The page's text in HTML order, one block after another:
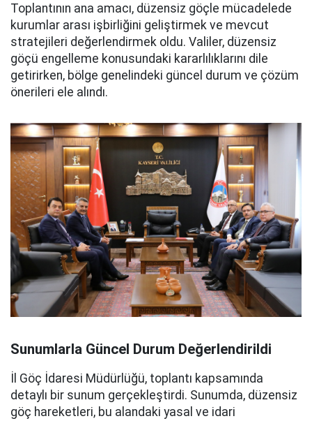
Toplantının ana amacı, düzensiz göçle mücadelede
kurumlar arası işbirliğini geliştirmek ve mevcut
stratejileri değerlendirmek oldu. Valiler, düzensiz
göçü engelleme konusundaki kararlılıklarını dile
getirirken, bölge genelindeki güncel durum ve çözüm
önerileri ele alındı.
Sunumlarla Güncel Durum Değerlendirildi
İl Göç İdaresi Müdürlüğü, toplantı kapsamında
detaylı bir sunum gerçekleştirdi. Sunumda, düzensiz
göç hareketleri, bu alandaki yasal ve idari